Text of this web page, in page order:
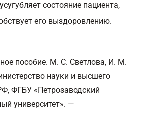
состояние пациента,
его выздоровлению.
пособие. М. С. Светлова, И. М.
науки и высшего
ФГБУ «Петрозаводский
университет». —